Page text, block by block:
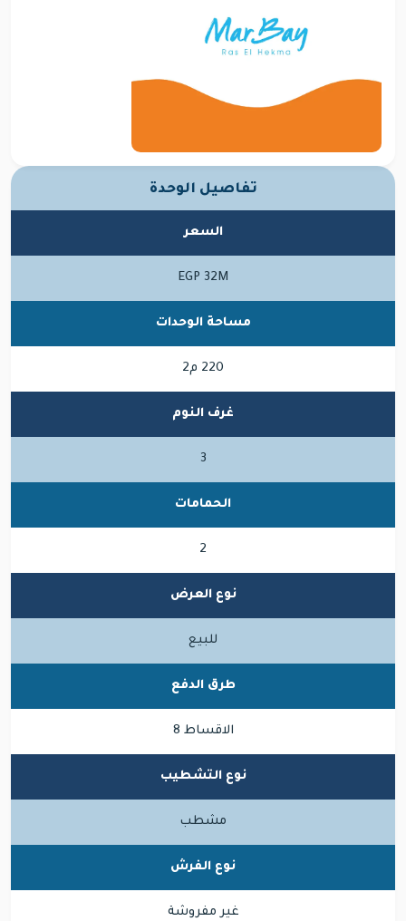
تفاصيل الوحدة
السعر
EGP 32M
مساحة الوحدات
220 م2
غرف النوم
3
الحمامات
2
نوع العرض
للبيع
طرق الدفع
الاقساط 8
نوع التشطيب
مشطب
نوع الفرش
غير مفروشة